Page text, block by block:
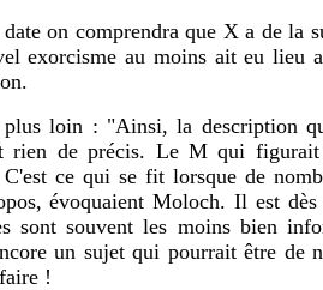
on comprendra que X a de la
exorcisme au moins ait eu lieu
loin : "Ainsi, la description
rien de précis. Le M qui
ce qui se fit lorsque de
évoquaient Moloch. Il est
sont souvent les moins bien
un sujet qui pourrait être de
!